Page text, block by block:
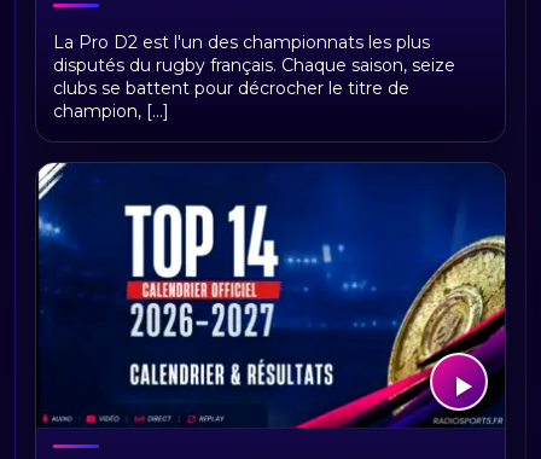
La Minute Rugby Pro D2 : analyses,
vidéos et actualités du championnat
de Pro D2
La Pro D2 est l'un des championnats les plus
disputés du rugby français. Chaque saison, seize
clubs se battent pour décrocher le titre de
champion, [...]